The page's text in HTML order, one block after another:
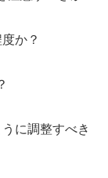
か？
に調整すべき